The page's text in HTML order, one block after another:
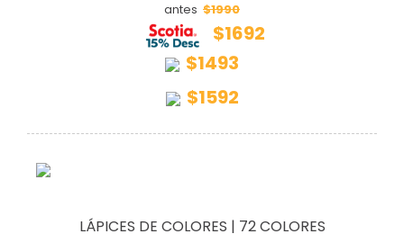
antes $1990
$1692
$1493
$1592
LÁPICES DE COLORES | 72 COLORES